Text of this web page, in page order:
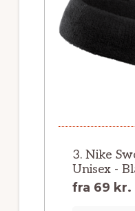
3. Nike
Unisex -
fra 69 kr.